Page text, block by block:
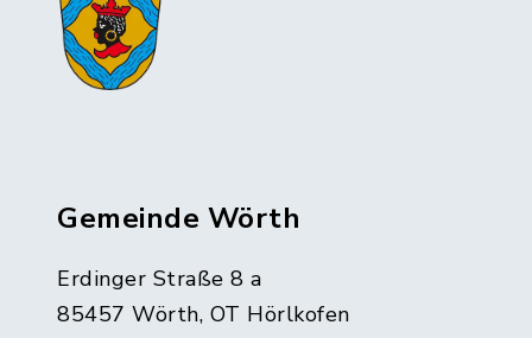
Gemeinde Wörth
Erdinger Straße 8 a
85457 Wörth, OT Hörlkofen